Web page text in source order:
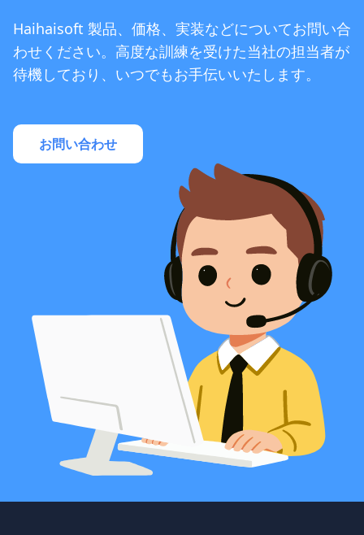
Haihaisoft 製品、価格、実装などについてお問い合
わせください。高度な訓練を受けた当社の担当者が
待機しており、いつでもお手伝いいたします。
お問い合わせ